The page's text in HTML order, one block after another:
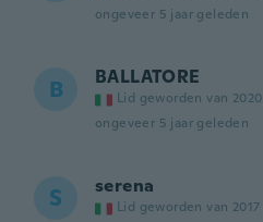
ongeveer 5 jaar geleden
B BALLATORE
Lid geworden van 2020
ongeveer 5 jaar geleden
S serena
Lid geworden van 2017